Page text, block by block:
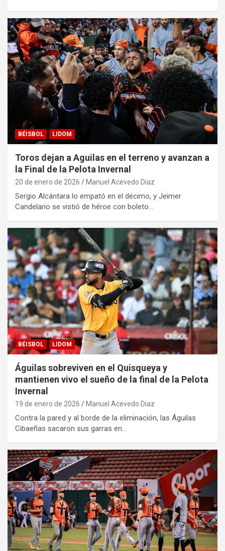
BÉISBOL LIDOM
Toros dejan a Aguilas en el terreno y avanzan a
la Final de la Pelota Invernal
20 de enero de 2026 Manuel Acevedo Diaz
Sergio Alcántara lo empató en el décimo, y Jeimer
Candelario se vistió de héroe con boleto…
BÉISBOL LIDOM
Águilas sobreviven en el Quisqueya y
mantienen vivo el sueño de la final de la Pelota
Invernal
19 de enero de 2026 Manuel Acevedo Diaz
Contra la pared y al borde de la eliminación, las Águilas
Cibaeñas sacaron sus garras en…